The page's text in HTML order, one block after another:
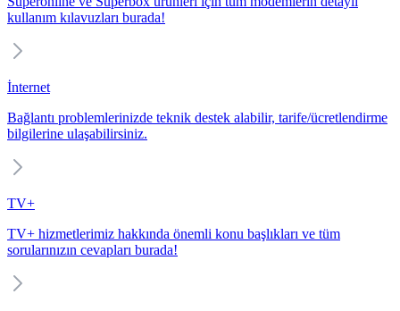
kullanım kılavuzları burada!
İnternet
Bağlantı problemlerinizde teknik destek alabilir, tarife/ücretlendirme
bilgilerine ulaşabilirsiniz.
TV+
TV+ hizmetlerimiz hakkında önemli konu başlıkları ve tüm
sorularınızın cevapları burada!